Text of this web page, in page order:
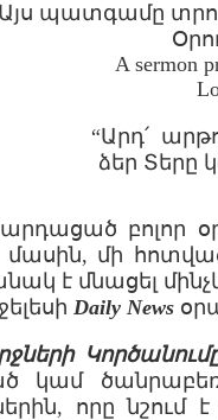
Այս պատգամը
A sermon
“Արդ՛
ձեր Տերը
բոլոր
մի
է մնացել
Daily News
կամ
որը